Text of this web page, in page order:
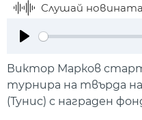
Слушай новината
Виктор Марков
турнира на твърда
(Тунис) с награден